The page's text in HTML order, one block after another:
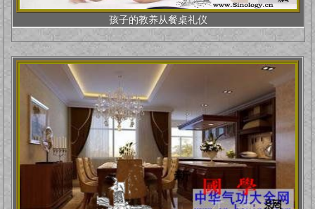
孩子的教养从餐桌礼仪